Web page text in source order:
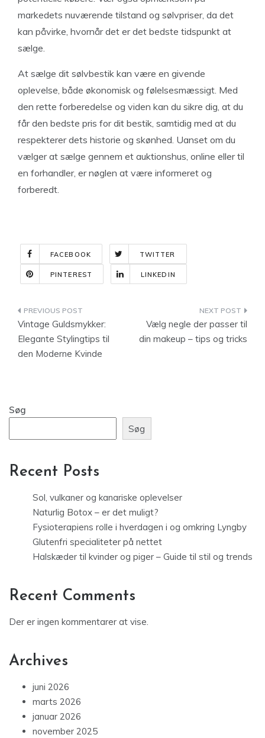
markedets nuværende tilstand og sølvpriser, da det
kan påvirke, hvornår det er det bedste tidspunkt at
sælge.
At sælge dit sølvbestik kan være en givende
oplevelse, både økonomisk og følelsesmæssigt. Med
den rette forberedelse og viden kan du sikre dig, at du
får den bedste pris for dit bestik, samtidig med at du
respekterer dets historie og skønhed. Uanset om du
vælger at sælge gennem et auktionshus, online eller til
en forhandler, er nøglen at være informeret og
forberedt.
FACEBOOK TWITTER
PINTEREST LINKEDIN
Indlægsnavigation
Vintage Guldsmykker:
Elegante Stylingtips til
den Moderne Kvinde
Vælg negle der passer til
din makeup – tips og tricks
Søg
Søg
Recent Posts
Sol, vulkaner og kanariske oplevelser
Naturlig Botox – er det muligt?
Fysioterapiens rolle i hverdagen i og omkring Lyngby
Glutenfri specialiteter på nettet
Halskæder til kvinder og piger – Guide til stil og trends
Recent Comments
Der er ingen kommentarer at vise.
Archives
juni 2026
marts 2026
januar 2026
november 2025